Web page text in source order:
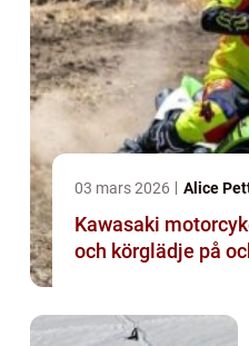
03 mars 2026 Alice
Kawasaki
och körglädje på